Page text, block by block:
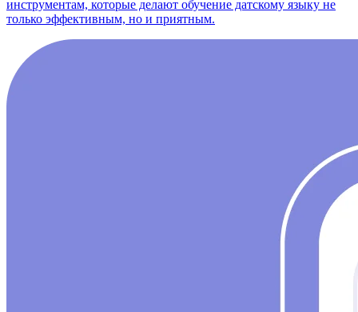
инструментам, которые делают обучение датскому языку не
только эффективным, но и приятным.